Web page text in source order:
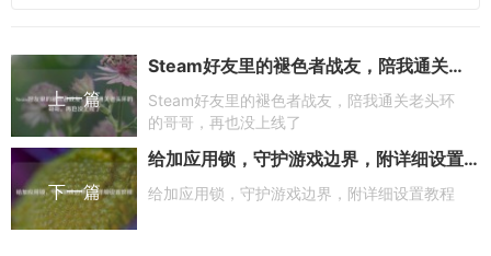
上一篇
Steam好友里的褪色者战友，陪我通关老头环的哥哥，再也没上线了
Steam好友里的褪色者战友，陪我通关老头环
的哥哥，再也没上线了
下一篇
给加应用锁，守护游戏边界，附详细设置教程
给加应用锁，守护游戏边界，附详细设置教程